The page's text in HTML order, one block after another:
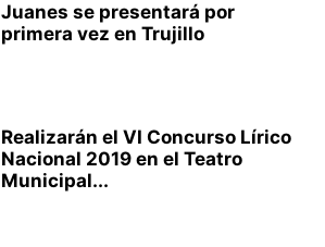
Juanes se presentará por
primera vez en Trujillo
Realizarán el VI Concurso Lírico
Nacional 2019 en el Teatro
Municipal...